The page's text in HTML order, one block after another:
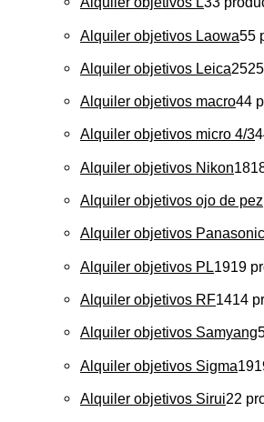
Alquiler objetivos Laowa55
Alquiler objetivos Leica25
Alquiler objetivos macro44
Alquiler objetivos micro 4/34
Alquiler objetivos Nikon18
Alquiler objetivos ojo de pez
Alquiler objetivos Panasonic
Alquiler objetivos PL1919
Alquiler objetivos RF1414
Alquiler objetivos Samyang
Alquiler objetivos Sigma19
Alquiler objetivos Sirui22